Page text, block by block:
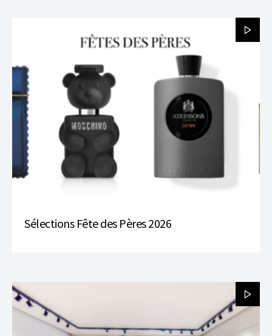
Sélections Fête des Pères 2026